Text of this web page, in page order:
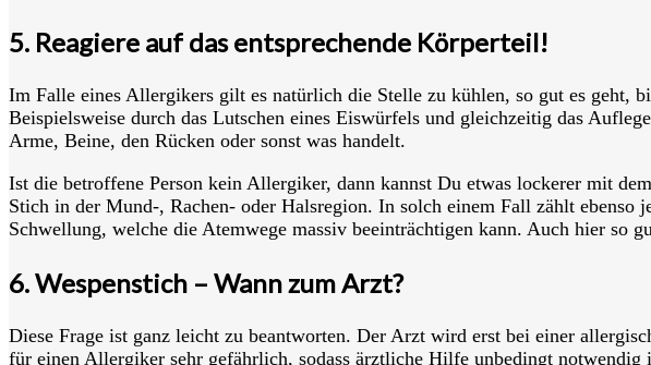
5. Reagiere auf das entsprechende Körperteil!
Im Falle eines Allergikers gilt es natürlich die Stelle zu kühlen, so gut es geht,
Beispielsweise durch das Lutschen eines Eiswürfels und gleichzeitig das
Arme, Beine, den Rücken oder sonst was handelt.
Ist die betroffene Person kein Allergiker, dann kannst Du etwas lockerer mit
Stich in der Mund-, Rachen- oder Halsregion. In solch einem Fall zählt
Schwellung, welche die Atemwege massiv beeinträchtigen kann. Auch hier so
6. Wespenstich – Wann zum Arzt?
Diese Frage ist ganz leicht zu beantworten. Der Arzt wird erst bei einer
für einen Allergiker sehr gefährlich, sodass ärztliche Hilfe unbedingt